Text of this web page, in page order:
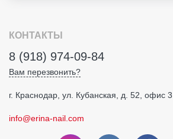
КОНТАКТЫ
8 (918) 974-09-84
Вам перезвонить?
г. Краснодар, ул. Кубанская, д. 52, офис 3
info@erina-nail.com